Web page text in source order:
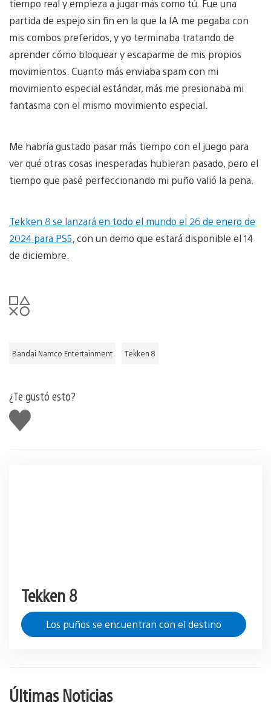
tiempo real y empieza a jugar más como tú. Fue una
partida de espejo sin fin en la que la IA me pegaba con
mis combos preferidos, y yo terminaba tratando de
aprender cómo bloquear y escaparme de mis propios
movimientos. Cuanto más enviaba spam con mi
movimiento especial estándar, más me presionaba mi
fantasma con el mismo movimiento especial.
Me habría gustado pasar más tiempo con el juego para
ver qué otras cosas inesperadas hubieran pasado, pero el
tiempo que pasé perfeccionando mi puño valió la pena.
Tekken 8 se lanzará en todo el mundo el 26 de enero de
2024 para PS5, con un demo que estará disponible el 14
de diciembre.
Bandai Namco Entertainment Tekken 8
¿Te gustó esto?
Me
gusta
Tekken 8
Los puños se encuentran con el destino
Últimas Noticias